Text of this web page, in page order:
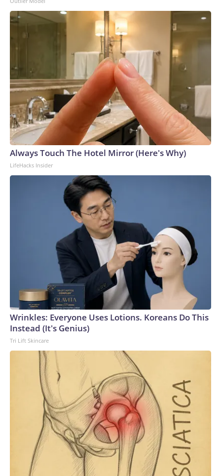
Always Touch The Hotel Mirror (Here's Why)
LifeHacks Insider
Wrinkles: Everyone Uses Lotions. Koreans Do This
Instead (It's Genius)
Tri Lift Skincare